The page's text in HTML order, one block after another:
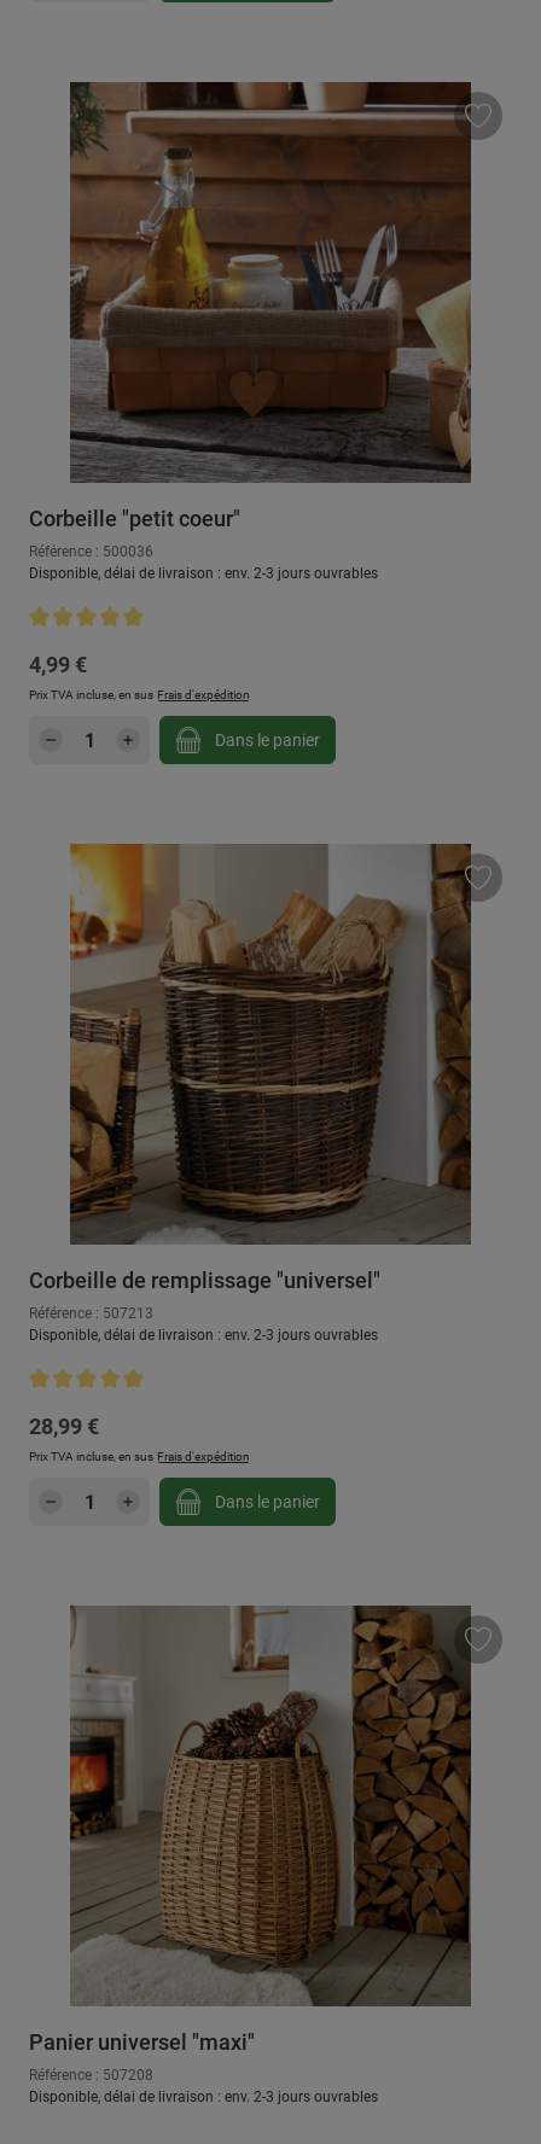
Corbeille "petit coeur"
Référence : 500036
Disponible, délai de livraison : env. 2-3 jours ouvrables
Prix régulier :
4,99 €
Prix TVA incluse, en sus Frais d'expédition
Quantité de produit : Entrez la quantité
Dans le panier
Corbeille de remplissage "universel"
Référence : 507213
Disponible, délai de livraison : env. 2-3 jours ouvrables
Prix régulier :
28,99 €
Prix TVA incluse, en sus Frais d'expédition
Quantité de produit : Entrez la quantité
Dans le panier
Panier universel "maxi"
Référence : 507208
Disponible, délai de livraison : env. 2-3 jours ouvrables